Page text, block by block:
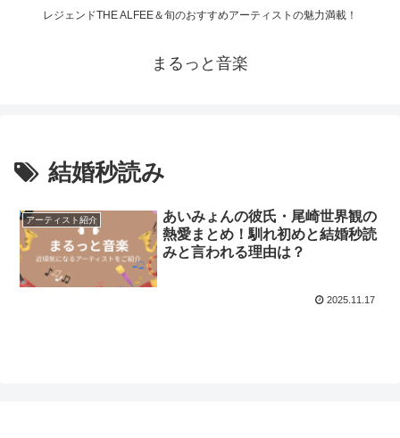
レジェンドTHE ALFEE＆旬のおすすめアーティストの魅力満載！
まるっと音楽
結婚秒読み
アーティスト紹介
あいみょんの彼氏・尾崎世界観の
熱愛まとめ！馴れ初めと結婚秒読
みと言われる理由は？
2025.11.17